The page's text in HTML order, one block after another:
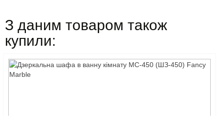
З даним товаром також
купили: